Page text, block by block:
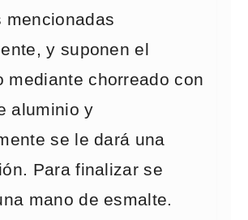
mencionadas
y suponen el
mediante chorreado con
aluminio y
se le dará una
Para finalizar se
mano de esmalte.